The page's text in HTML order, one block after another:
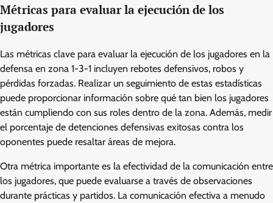
Métricas para evaluar la ejecución de los
jugadores
Las métricas clave para evaluar la ejecución de los jugadores en la
defensa en zona 1-3-1 incluyen rebotes defensivos, robos y
pérdidas forzadas. Realizar un seguimiento de estas estadísticas
puede proporcionar información sobre qué tan bien los jugadores
están cumpliendo con sus roles dentro de la zona. Además, medir
el porcentaje de detenciones defensivas exitosas contra los
oponentes puede resaltar áreas de mejora.
Otra métrica importante es la efectividad de la comunicación entre
los jugadores, que puede evaluarse a través de observaciones
durante prácticas y partidos. La comunicación efectiva a menudo